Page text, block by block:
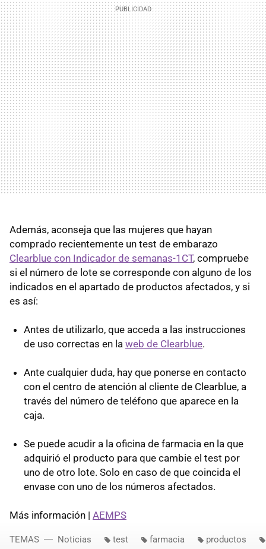
Además, aconseja que las mujeres que hayan
comprado recientemente un test de embarazo
Clearblue con Indicador de semanas-1CT, compruebe
si el número de lote se corresponde con alguno de los
indicados en el apartado de productos afectados, y si
es así:
Antes de utilizarlo, que acceda a las instrucciones
de uso correctas en la web de Clearblue.
Ante cualquier duda, hay que ponerse en contacto
con el centro de atención al cliente de Clearblue, a
través del número de teléfono que aparece en la
caja.
Se puede acudir a la oficina de farmacia en la que
adquirió el producto para que cambie el test por
uno de otro lote. Solo en caso de que coincida el
envase con uno de los números afectados.
Más información | AEMPS
TEMAS Noticias test farmacia productos